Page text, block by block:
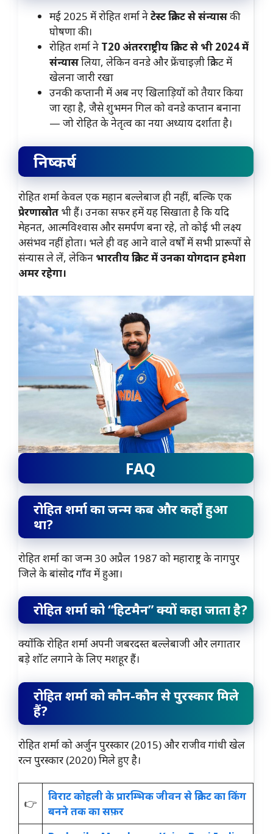
मई 2025 में रोहित शर्मा नेटेस्ट क्रिकेट से संन्यासकी
घोषणा की।
रोहित शर्मा ने T20 अंतरराष्ट्रीय क्रिकेट से भी 2024 में
संन्यासलिया, लेकिन वनडे और फ्रेंचाइज़ी क्रिकेट में
खेलना जारी रखा
उनकी कप्तानी में अब नए खिलाड़ियों को तैयार किया
जा रहा है, जैसे शुभमन गिल को वनडे कप्तान बनाना
— जो रोहित के नेतृत्व का नया अध्याय दर्शाता है।
निष्कर्ष
रोहित शर्मा केवल एक महान बल्लेबाज ही नहीं, बल्कि एक
प्रेरणास्रोत भी हैं। उनका सफर हमें यह सिखाता है कि यदि
मेहनत, आत्मविश्वास और समर्पण बना रहे, तो कोई भी लक्ष्य
असंभव नहीं होता। भले ही वह आने वाले वर्षों में सभी प्रारूपों से
संन्यास ले लें, लेकिन भारतीय क्रिकेट में उनका योगदान हमेशा
अमर रहेगा।
FAQ
रोहित शर्मा का जन्म कब और कहाँ हुआ
था?
रोहित शर्मा का जन्म 30 अप्रैल 1987 को महाराष्ट्र के नागपुर
जिले के बांसोद गाँव में हुआ।
रोहित शर्मा को “हिटमैन” क्यों कहा जाता है?
क्योंकि रोहित शर्मा अपनी जबरदस्त बल्लेबाजी और लगातार
बड़े शॉट लगाने के लिए मशहूर हैं।
रोहित शर्मा को कौन-कौन से पुरस्कार मिले
हैं?
रोहित शर्मा को अर्जुन पुरस्कार (2015) और राजीव गांधी खेल
रत्न पुरस्कार (2020) मिले हुए है।
👉
विराट कोहली के प्रारम्भिक जीवन से क्रिकेट का किंग
बनने तक का सफ़र